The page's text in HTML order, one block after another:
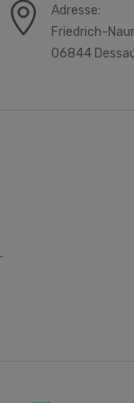
Adresse:
Friedrich-
06844